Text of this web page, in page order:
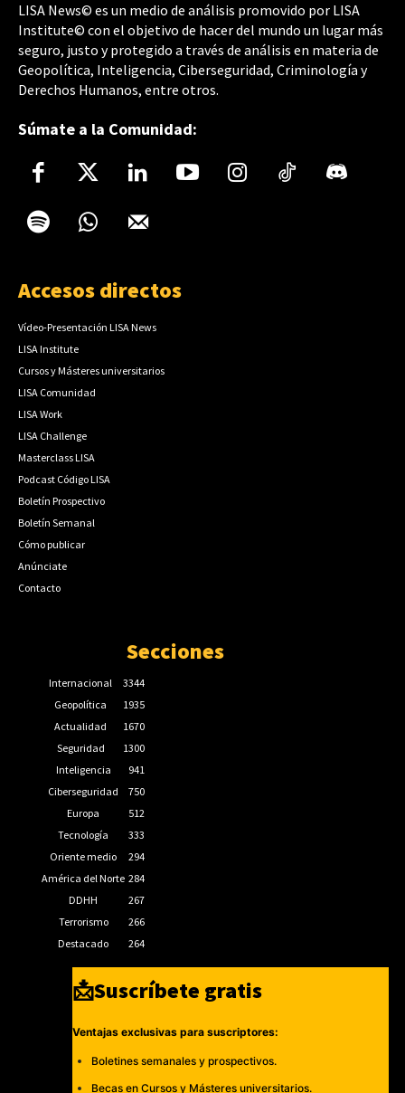
LISA News© es un medio de análisis promovido por LISA
Institute© con el objetivo de hacer del mundo un lugar más
seguro, justo y protegido a través de análisis en materia de
Geopolítica, Inteligencia, Ciberseguridad, Criminología y
Derechos Humanos, entre otros.
Súmate a la Comunidad:
Accesos directos
Vídeo-Presentación LISA News
LISA Institute
Cursos y Másteres universitarios
LISA Comunidad
LISA Work
LISA Challenge
Masterclass LISA
Podcast Código LISA
Boletín Prospectivo
Boletín Semanal
Cómo publicar
Anúnciate
Contacto
Secciones
Internacional
3344
Geopolítica
1935
Actualidad
1670
Seguridad
1300
Inteligencia
941
Ciberseguridad
750
Europa
512
Tecnología
333
Oriente medio
294
América del Norte 284
DDHH
267
Terrorismo
266
Destacado
264
📩Suscríbete gratis
Ventajas exclusivas para suscriptores:
Boletines semanales y prospectivos.
Becas en Cursos y Másteres universitarios.